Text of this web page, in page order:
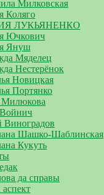
Милковская
Коляго
ЛУКЬЯНЕНКО
Ючкович
Януш
Мяделец
Нестерёнок
Новицкая
Портянко
Шашко-Шаблинская
Кукуть
да справы